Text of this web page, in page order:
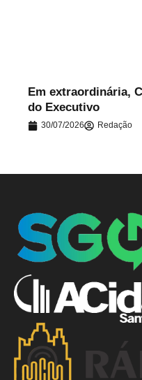
Em extraordinária,
do Executivo
30/07/2026 Redação